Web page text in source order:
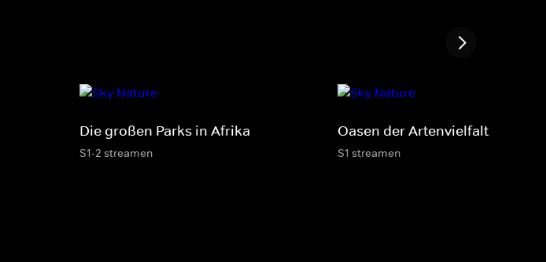
Die großen Parks in Afrika
S1-2 streamen
Oasen der Artenvielfalt
S1 streamen